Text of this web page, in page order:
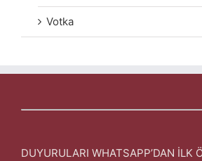
Votka
DUYURULARI WHATSAPP’DAN İLK